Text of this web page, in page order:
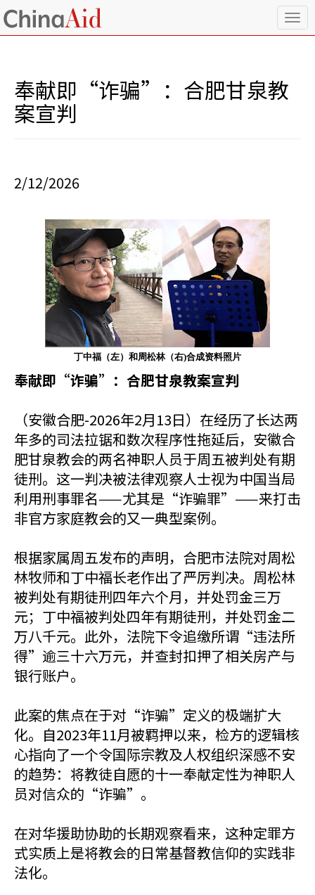
T
o
奉献即“诈骗”：合肥甘泉教
案宣判
2/12/2026
丁中福（左）和周松林（右)合成资料照片
奉献即“诈骗”：合肥甘泉教案宣判
（安徽合肥-2026年2月13日）在经历了长达两
年多的司法拉锯和数次程序性拖延后，安徽合
肥甘泉教会的两名神职人员于周五被判处有期
徒刑。这一判决被法律观察人士视为中国当局
利用刑事罪名——尤其是“诈骗罪”——来打击
非官方家庭教会的又一典型案例。
根据家属周五发布的声明，合肥市法院对周松
林牧师和丁中福长老作出了严厉判决。周松林
被判处有期徒刑四年六个月，并处罚金三万
元；丁中福被判处四年有期徒刑，并处罚金二
万八千元。此外，法院下令追缴所谓“违法所
得”逾三十六万元，并查封扣押了相关房产与
银行账户。
此案的焦点在于对“诈骗”定义的极端扩大
化。自2023年11月被羁押以来，检方的逻辑核
心指向了一个令国际宗教及人权组织深感不安
的趋势：将教徒自愿的十一奉献定性为神职人
员对信众的“诈骗”。
在对华援助协助的长期观察看来，这种定罪方
式实质上是将教会的日常基督教信仰的实践非
法化。